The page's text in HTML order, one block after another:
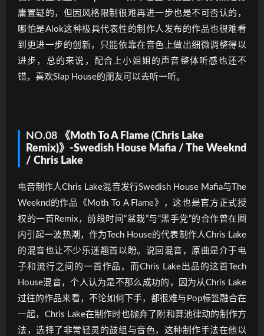
庸置疑的，但因风格限制很难再进一步也是不可否认的，
哪怕是Alok这种极具代表性的制作人发布的作品也很难看
到更进一步的创新，只能依靠在音色上做出细微调整得以
进步，总的来说，配合上小姐姐的声音整体听感也还不
错，喜欢Slap House的朋友可以去听一听。
NO.08
《Moth To A Flame (Chris Lake
Remix)》-Swedish House Mafia / The Weeknd
/ Chris Lake
电音制作人Chris Lake混音发行Swedish House Mafia与The
Weeknd的作品《Moth To A Flame》，这也是官方正式授
权的一首Remix，前段时间“盆栽”与“黑手党”的合作曾在圈
内引起一波热潮，作为Tech House的代表制作人Chris Lake
的混音也让不少乐迷翘首以盼。说回混音，原曲是介于电
子和流行之间的一首作品，而Chris Lake出品的这首Tech
House混音，个人认为是不那么成功的，因为从Chris Lake
过往的作品来看，不论如何下手，都很难与Pop标签融合在
一起，Chris Lake在制作时也抛弃了附和舞池律动的制作方
法，选择了非常轻灵的鼓组与音色，这种制作手法在他以